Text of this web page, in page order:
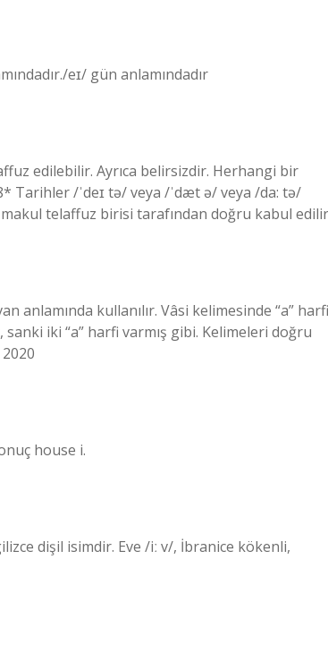
eɪ/ gün anlamındadır
edilebilir. Ayrıca belirsizdir. Herhangi bir
Tarihler /ˈdeɪ tə/ veya /ˈdæt ə/ veya /da: tə/
telaffuz birisi tarafından doğru kabul
anlamında kullanılır. Vâsi kelimesinde “a” harfi
iki “a” harfi varmış gibi. Kelimeleri doğru
house i.
dişil isimdir. Eve /iː v/, İbranice kökenli,